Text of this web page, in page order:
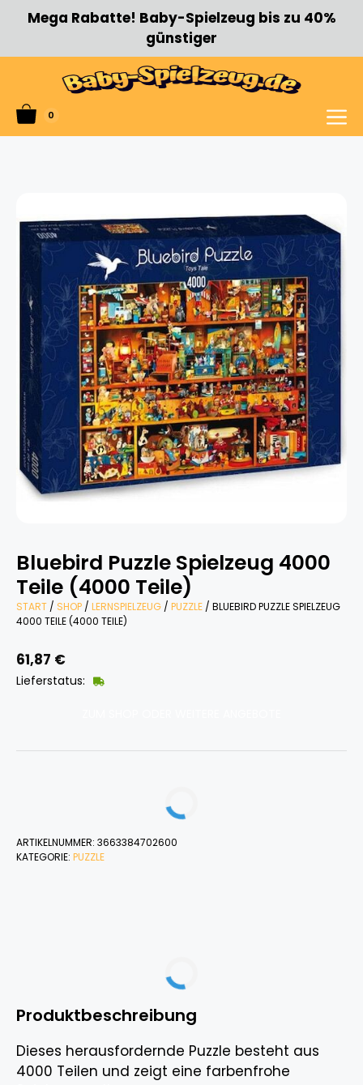
Zum
Inhalt
Mega Rabatte! Baby-Spielzeug bis zu 40%
günstiger
0
Menü
Bluebird Puzzle Spielzeug 4000
Teile (4000 Teile)
START / SHOP / LERNSPIELZEUG / PUZZLE / BLUEBIRD PUZZLE SPIELZEUG
4000 TEILE (4000 TEILE)
61,87 €
Lieferstatus:
ARTIKELNUMMER: 3663384702600
KATEGORIE: PUZZLE
Produktbeschreibung
Dieses herausfordernde Puzzle besteht aus
4000 Teilen und zeigt eine farbenfrohe